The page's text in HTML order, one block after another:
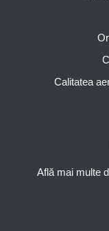
Află mai multe
Calitatea